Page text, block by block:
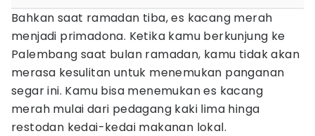
Bahkan saat ramadan tiba, es kacang merah
menjadi primadona. Ketika kamu berkunjung ke
Palembang saat bulan ramadan, kamu tidak akan
merasa kesulitan untuk menemukan panganan
segar ini. Kamu bisa menemukan es kacang
merah mulai dari pedagang kaki lima hinga
restodan kedai-kedai makanan lokal.